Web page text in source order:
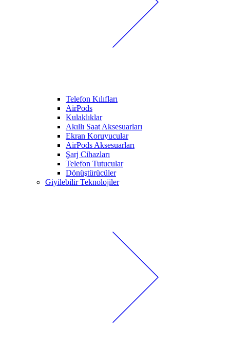
Telefon Kılıfları
AirPods
Kulaklıklar
Akıllı Saat Aksesuarları
Ekran Koruyucular
AirPods Aksesuarları
Şarj Cihazları
Telefon Tutucular
Dönüştürücüler
Giyilebilir Teknolojiler